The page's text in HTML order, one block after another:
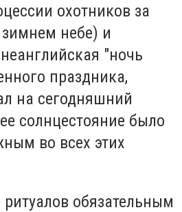
охотников за
небе) и
"ночь
праздника,
на сегодняшний
солнцестояние было
во всех этих
обязательным